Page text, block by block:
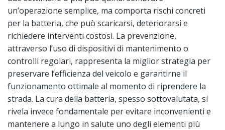
un’operazione semplice, ma comporta rischi concreti
per la batteria, che può scaricarsi, deteriorarsi e
richiedere interventi costosi. La prevenzione,
attraverso l’uso di dispositivi di mantenimento o
controlli regolari, rappresenta la miglior strategia per
preservare l’efficienza del veicolo e garantirne il
funzionamento ottimale al momento di riprendere la
strada. La cura della batteria, spesso sottovalutata, si
rivela invece fondamentale per evitare inconvenienti e
mantenere a lungo in salute uno degli elementi più